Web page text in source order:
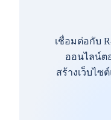
เชื่อมต่อกับ
ออนไลน์ต
สร้างเว็บไซ